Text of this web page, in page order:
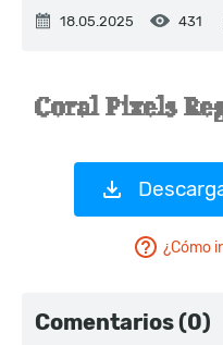
18.05.2025 431
¿Cómo
Comentarios (0)